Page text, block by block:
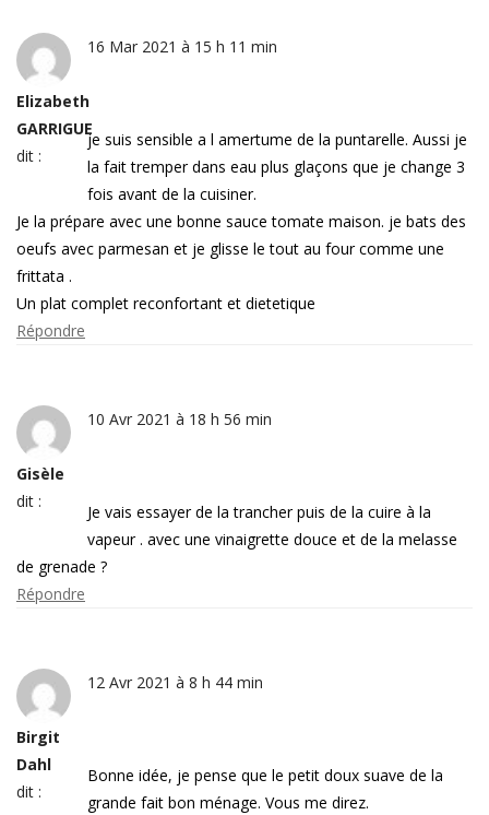
Elizabeth
GARRIGUE
dit :
16 Mar 2021 à 15 h 11 min
je suis sensible a l amertume de la puntarelle. Aussi je
la fait tremper dans eau plus glaçons que je change 3
fois avant de la cuisiner.
Je la prépare avec une bonne sauce tomate maison. je bats des
oeufs avec parmesan et je glisse le tout au four comme une
frittata .
Un plat complet reconfortant et dietetique
Répondre
Gisèle
dit :
10 Avr 2021 à 18 h 56 min
Je vais essayer de la trancher puis de la cuire à la
vapeur . avec une vinaigrette douce et de la melasse
de grenade ?
Répondre
Birgit
Dahl
dit :
12 Avr 2021 à 8 h 44 min
Bonne idée, je pense que le petit doux suave de la
grande fait bon ménage. Vous me direz.